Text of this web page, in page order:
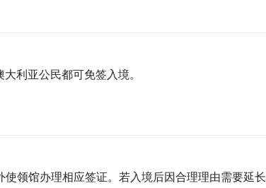
利亚公民都可免签入境。
领馆办理相应签证。若入境后因合理理由需要延